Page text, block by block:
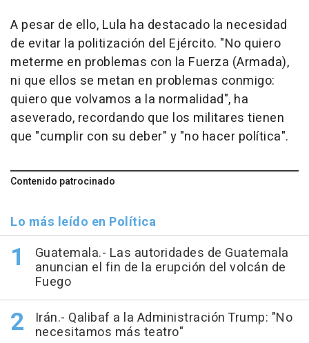
A pesar de ello, Lula ha destacado la necesidad
de evitar la politización del Ejército. "No quiero
meterme en problemas con la Fuerza (Armada),
ni que ellos se metan en problemas conmigo:
quiero que volvamos a la normalidad", ha
aseverado, recordando que los militares tienen
que "cumplir con su deber" y "no hacer política".
Contenido patrocinado
Lo más leído en Política
Guatemala.- Las autoridades de Guatemala
anuncian el fin de la erupción del volcán de
Fuego
Irán.- Qalibaf a la Administración Trump: "No
necesitamos más teatro"